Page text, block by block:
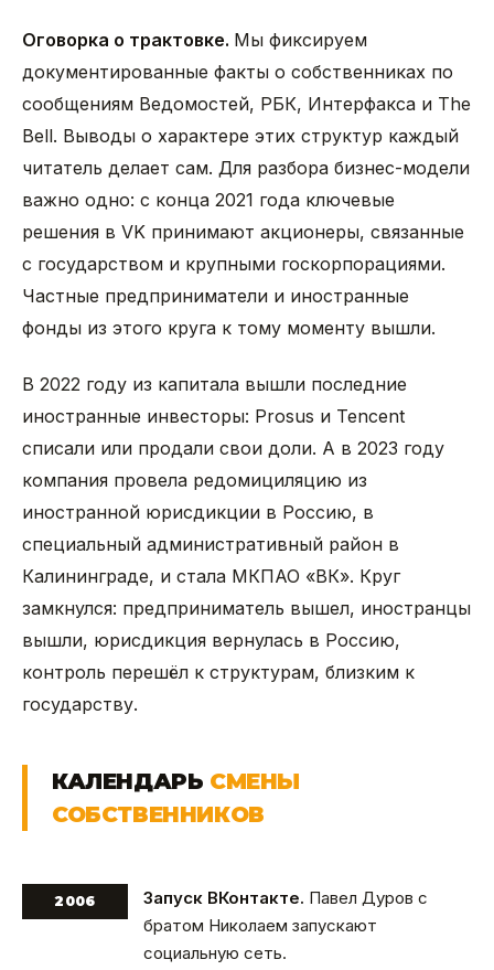
Оговорка о трактовке. Мы фиксируем
документированные факты о собственниках по
сообщениям Ведомостей, РБК, Интерфакса и The
Bell. Выводы о характере этих структур каждый
читатель делает сам. Для разбора бизнес-модели
важно одно: с конца 2021 года ключевые
решения в VK принимают акционеры, связанные
с государством и крупными госкорпорациями.
Частные предприниматели и иностранные
фонды из этого круга к тому моменту вышли.
В 2022 году из капитала вышли последние
иностранные инвесторы: Prosus и Tencent
списали или продали свои доли. А в 2023 году
компания провела редомициляцию из
иностранной юрисдикции в Россию, в
специальный административный район в
Калининграде, и стала МКПАО «ВК». Круг
замкнулся: предприниматель вышел, иностранцы
вышли, юрисдикция вернулась в Россию,
контроль перешёл к структурам, близким к
государству.
КАЛЕНДАРЬ СМЕНЫ
СОБСТВЕННИКОВ
2006 Запуск ВКонтакте. Павел Дуров с
братом Николаем запускают
социальную сеть.